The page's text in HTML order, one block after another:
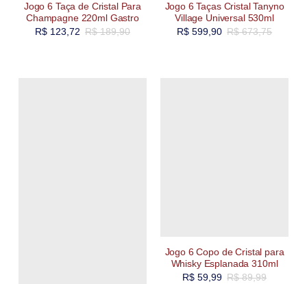
Jogo 6 Taça de Cristal Para
Champagne 220ml Gastro
R$189,90
R$123,72
Jogo 6 Taças Cristal Tanyno
Village Universal 530ml
R$673,75
R$599,90
Jogo 6 Copo de Cristal para
Whisky Esplanada 310ml
R$89,99
R$59,99